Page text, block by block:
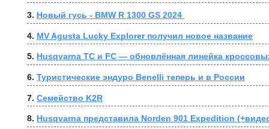
3. Новый гусь - BMW R 1300 GS 2024
4. MV Agusta Lucky Explorer получил новое название
5. Husqvarna TC и FC — обновлённая линейка
6. Туристические эндуро Benelli теперь и в России
7. Семейство K2R
8. Husqvarna представила Norden 901 Expedition